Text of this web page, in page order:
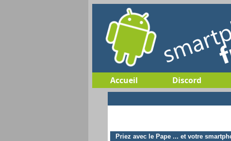
Accueil Discord
Priez avec le Pape ... et votre